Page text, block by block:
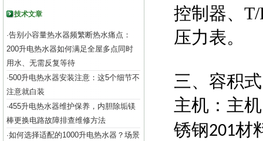
技术文章
·告别小容量热水器频繁断热水痛点：
200升电热水器如何满足全屋多点同时
用水、无需反复等待
·500升电热水器安装注意：这5个细节不
注意就白装
·455升电热水器维护保养，内胆除垢镁
棒更换电路故障排查维修方法
·如何选择适配的1000升电热水器？场景
控制器、
压力表。
三、容积
主机：主
锈钢201材